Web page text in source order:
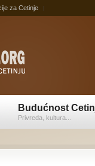
za Cetinje
Budućnost
Privreda, kultura...